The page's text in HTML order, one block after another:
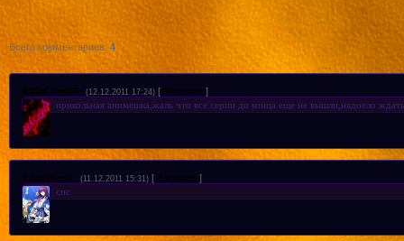
Всего комментариев: 4
4 МаСсюнЯ (12.12.2011 17:24) [Материал ]
прикольная анимешка,жаль что все серии до конца еще не вышли,надоело
3 dezmont (11.12.2011 15:31) [Материал ]
спс